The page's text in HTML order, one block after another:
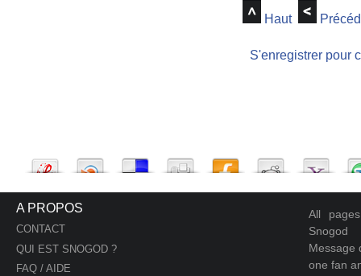
Haut
S'enregistrer pour
A PROPOS
CONTACT
QUI EST SNOGOD ?
FAQ / AIDE
All
Snogod
Message
one fan